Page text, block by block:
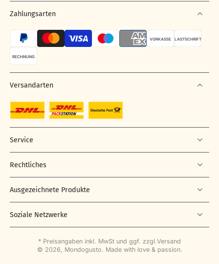
Zahlungsarten
VORKASSE LASTSCHRIFT
RECHNUNG
Versandarten
Service
Rechtliches
Ausgezeichnete Produkte
Soziale Netzwerke
* Preisangaben inkl. MwSt und ggf. zzgl.Versand
© 2026, Mondogusto. Made with love & passion.